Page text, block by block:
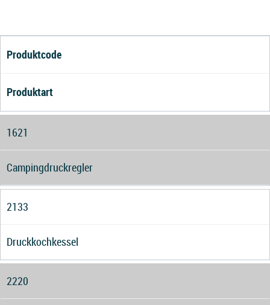
Produktcode
Produktart
1621
Campingdruckregler
2133
Druckkochkessel
2220